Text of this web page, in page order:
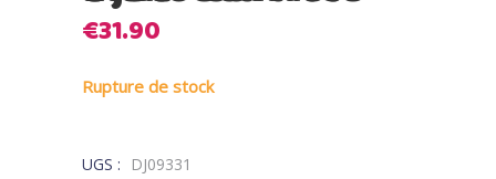
€31.90
Rupture de stock
UGS :
DJ09331